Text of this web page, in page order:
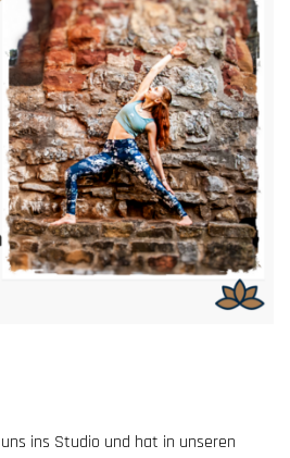
ins Studio und hat in unseren